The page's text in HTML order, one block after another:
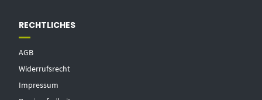
RECHTLICHES
AGB
Widerrufsrecht
Impressum